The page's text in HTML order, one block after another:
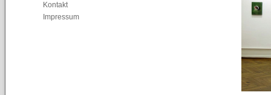
Kontakt
Impressum